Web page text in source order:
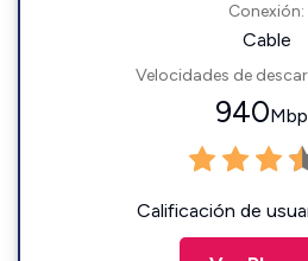
Conexión:
Cable
Velocidades de
940
Calificación de